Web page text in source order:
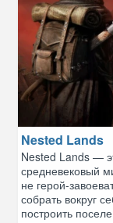
Nested Lands
Nested Lands —
средневековый
не герой-
собрать вокруг
построить